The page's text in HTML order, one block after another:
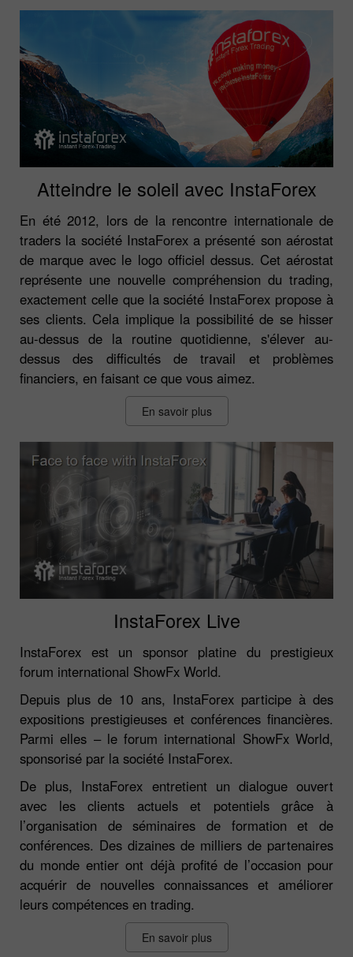
Atteindre le soleil avec InstaForex
En été 2012, lors de la rencontre internationale de
traders la société InstaForex a présenté son aérostat
de marque avec le logo officiel dessus. Cet aérostat
représente une nouvelle compréhension du trading,
exactement celle que la société InstaForex propose à
ses clients. Cela implique la possibilité de se hisser
au-dessus de la routine quotidienne, s'élever au-
dessus des difficultés de travail et problèmes
financiers, en faisant ce que vous aimez.
En savoir plus
InstaForex Live
InstaForex est un sponsor platine du prestigieux
forum international ShowFx World.
Depuis plus de 10 ans, InstaForex participe à des
expositions prestigieuses et conférences financières.
Parmi elles – le forum international ShowFx World,
sponsorisé par la société InstaForex.
De plus, InstaForex entretient un dialogue ouvert
avec les clients actuels et potentiels grâce à
l’organisation de séminaires de formation et de
conférences. Des dizaines de milliers de partenaires
du monde entier ont déjà profité de l’occasion pour
acquérir de nouvelles connaissances et améliorer
leurs compétences en trading.
En savoir plus